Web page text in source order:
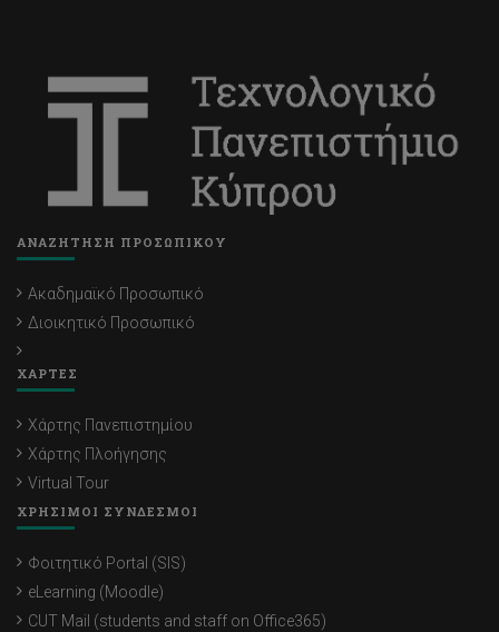
ΑΝΑΖΗΤΗΣΗ ΠΡΟΣΩΠΙΚΟΥ
Ακαδημαϊκό Προσωπικό
Διοικητικό Προσωπικό
ΧΑΡΤΕΣ
Χάρτης Πανεπιστημίου
Χάρτης Πλοήγησης
Virtual Tour
ΧΡΗΣΙΜΟΙ ΣΥΝΔΕΣΜΟΙ
Φοιτητικό Portal (SIS)
eLearning (Moodle)
CUT Mail (students and staff on Office365)